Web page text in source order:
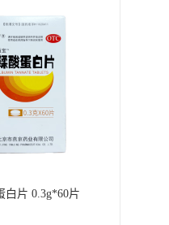
白片 0.3g*60片